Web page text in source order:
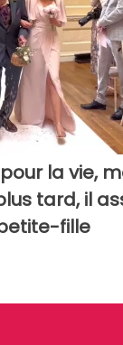
la vie,
tard, il
fille